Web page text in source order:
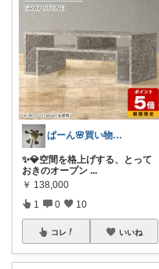
ぱーん🌸買い物マニア
✨💎空間を格上げする、とって
おきのオープン ...
￥ 138,000
1 0 10
コレ いいね